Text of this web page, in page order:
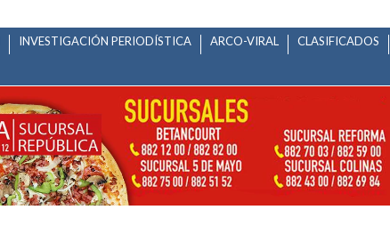
INVESTIGACIÓN PERIODÍSTICA ARCO-VIRAL
CLASIFICADOS